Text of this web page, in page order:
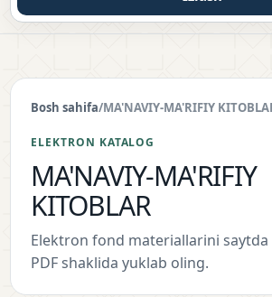
Bosh sahifa/MA'NAVIY-MA'RIFIY
ELEKTRON KATALOG
MA'NAVIY-MA'RIFIY
KITOBLAR
Elektron fond materiallarini saytda
PDF shaklida yuklab oling.